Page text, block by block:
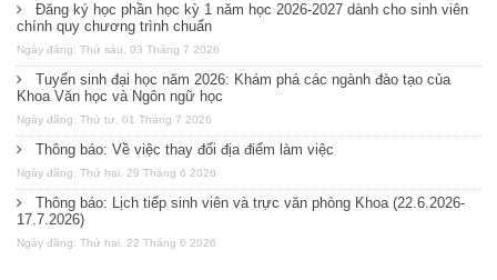
Đăng ký học phần học kỳ 1 năm học 2026-2027 dành cho sinh viên
chính quy chương trình chuẩn
Ngày đăng: Thứ sáu, 03 Tháng 7 2026
Tuyển sinh đại học năm 2026: Khám phá các ngành đào tạo của
Khoa Văn học và Ngôn ngữ học
Ngày đăng: Thứ tư, 01 Tháng 7 2026
Thông báo: Về việc thay đổi địa điểm làm việc
Ngày đăng: Thứ hai, 29 Tháng 6 2026
Thông báo: Lịch tiếp sinh viên và trực văn phòng Khoa (22.6.2026-
17.7.2026)
Ngày đăng: Thứ hai, 22 Tháng 6 2026